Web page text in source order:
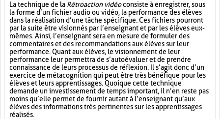
La technique de la Rétroaction vidéoconsiste à enregistrer, sous
la forme d’un fichier audio ou vidéo, la performance des élèves
dans la réalisation d’une tâche spécifique. Ces fichiers pourront
par la suite être visionnés par l’enseignant et par les élèves eux-
mêmes. Ainsi, l’enseignant sera en mesure de formuler des
commentaires et des recommandations aux élèves sur leur
performance. Quant aux élèves, le visionnement de leur
performance leur permettra de s’autoévaluer et de prendre
connaissance de leurs processus de réflexion. Il s’agit donc d’un
exercice de métacognition qui peut être très bénéfique pour les
élèves et leurs apprentissages. Quoique cette technique
demande un investissement de temps important, il n’en reste pas
moins qu’elle permet de fournir autant à l’enseignant qu’aux
élèves des informations très pertinentes sur les apprentissages
réalisés.